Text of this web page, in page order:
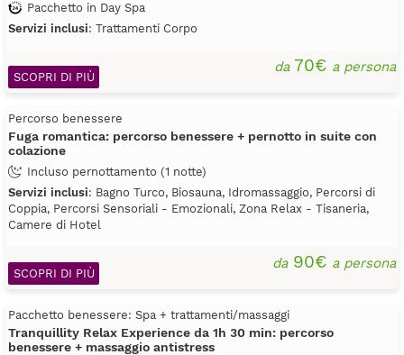
Pacchetto in Day Spa
Servizi inclusi: Trattamenti Corpo
da70€ a persona
SCOPRI DI PIÙ
Percorso benessere
Fuga romantica: percorso benessere + pernotto in suite con
colazione
Incluso pernottamento (1 notte)
Servizi inclusi: Bagno Turco, Biosauna, Idromassaggio, Percorsi di
Coppia, Percorsi Sensoriali - Emozionali, Zona Relax - Tisaneria,
Camere di Hotel
da90€ a persona
SCOPRI DI PIÙ
Pacchetto benessere: Spa + trattamenti/massaggi
Tranquillity Relax Experience da 1h 30 min: percorso
benessere + massaggio antistress